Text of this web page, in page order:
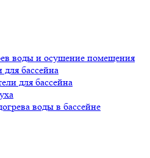
воды и осушение помещения
бассейна
для бассейна
воды в бассейне